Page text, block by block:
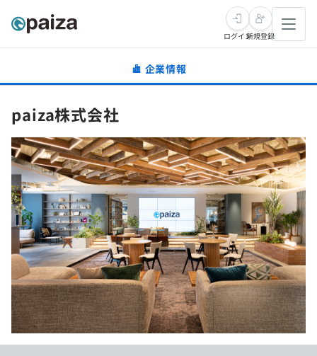
求人検索
インタビュー
転職成功ガイド
転職エージェント
未経験転職
求人検索
インタビュー
転職成功ガイド
新卒就活
求人検索
本選考
インターン
新卒エージェント
イベント・セミナー
学習
講座一覧
問題集
4択課題
ナレッジ
スキルチェック
プログラミング言語
SQL
評価結果一覧
再チャレンジ結果一覧
ゲーム・マンガ
メディア
Tech Team Journal
paiza times
paizaとは？
ログイン新規登録
企業情報
paiza株式会社